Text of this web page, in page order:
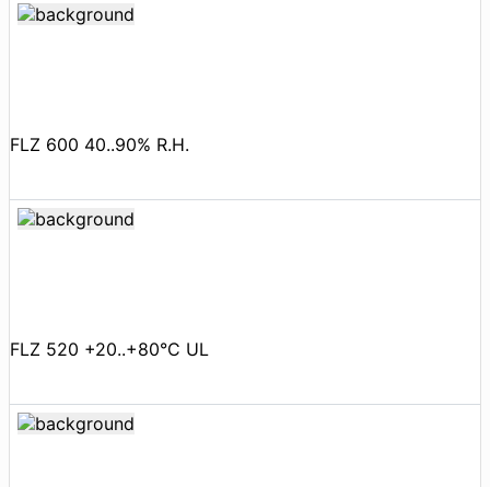
FLZ 600 40..90% R.H.
FLZ 520 +20..+80°C UL